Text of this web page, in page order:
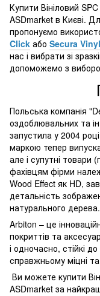
Купити Вініловий
ASDmarket в Києві.
пропонуємо
Click або Secura
нас і вибрати зі
допоможемо з
Польська компанія
оздоблювальних та
запустила у 2004
маркою тепер
але і супутні товари
фахівцям фірми
Wood Effect як HD,
детальність
натурального дерева.
Arbiton – це
покриттів та
і одночасно, стійкі
справжньому міцні та
Ви можете купити
ASDmarket за